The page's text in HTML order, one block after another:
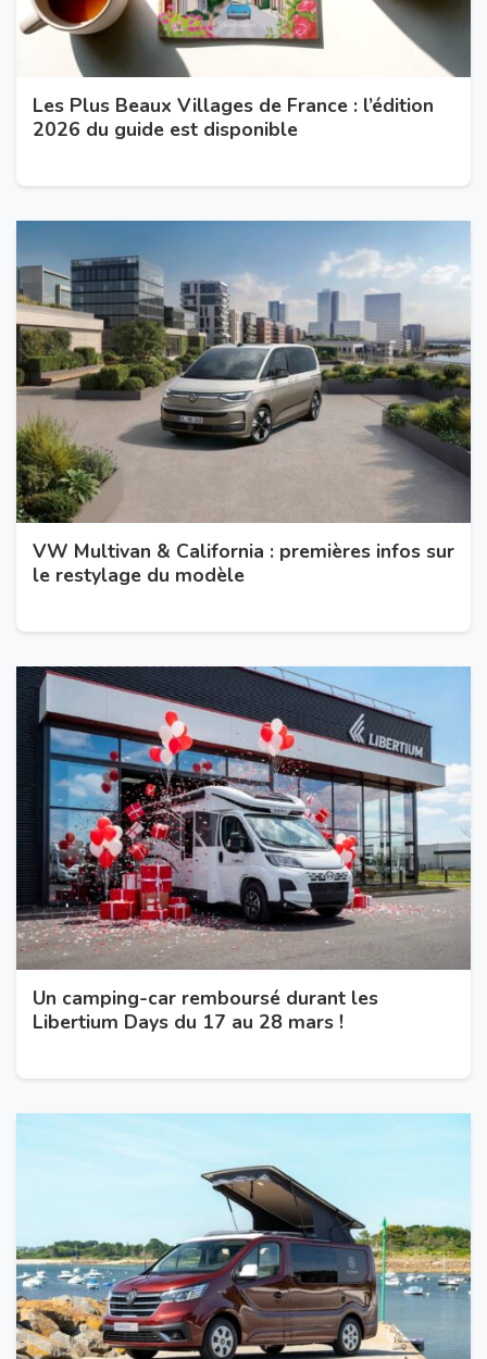
Les Plus Beaux Villages de France : l’édition
2026 du guide est disponible
VW Multivan & California : premières infos sur
le restylage du modèle
Un camping-car remboursé durant les
Libertium Days du 17 au 28 mars !